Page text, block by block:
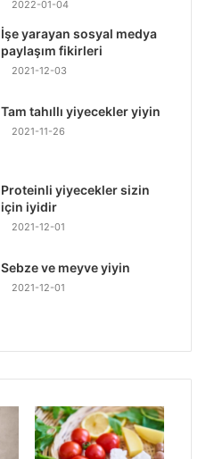
2022-01-04
İşe yarayan sosyal medya
paylaşım fikirleri
2021-12-03
Tam tahıllı yiyecekler yiyin
2021-11-26
Proteinli yiyecekler sizin
için iyidir
2021-12-01
Sebze ve meyve yiyin
2021-12-01